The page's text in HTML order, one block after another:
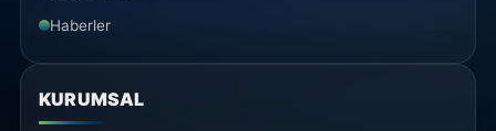
Haberler
KURUMSAL